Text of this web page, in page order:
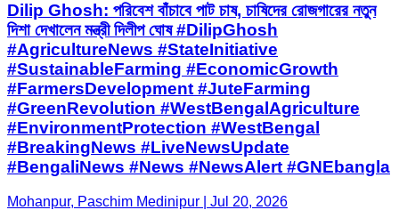
Dilip Ghosh: পরিবেশ বাঁচাবে পাট চাষ, চাষিদের রোজগারের নতুন
দিশা দেখালেন মন্ত্রী দিলীপ ঘোষ #DilipGhosh
#AgricultureNews #StateInitiative
#SustainableFarming #EconomicGrowth
#FarmersDevelopment #JuteFarming
#GreenRevolution #WestBengalAgriculture
#EnvironmentProtection #WestBengal
#BreakingNews #LiveNewsUpdate
#BengaliNews #News #NewsAlert #GNEbangla
Mohanpur, Paschim Medinipur | Jul 20, 2026